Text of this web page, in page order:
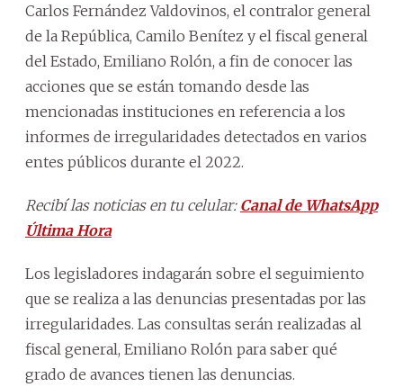
Carlos Fernández Valdovinos, el contralor general
de la República, Camilo Benítez y el fiscal general
del Estado, Emiliano Rolón, a fin de conocer las
acciones que se están tomando desde las
mencionadas instituciones en referencia a los
informes de irregularidades detectados en varios
entes públicos durante el 2022.
Recibí las noticias en tu celular: Canal de WhatsApp
Última Hora
Los legisladores indagarán sobre el seguimiento
que se realiza a las denuncias presentadas por las
irregularidades. Las consultas serán realizadas al
fiscal general, Emiliano Rolón para saber qué
grado de avances tienen las denuncias.